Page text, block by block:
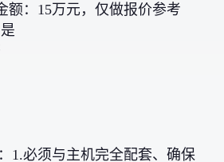
额：15万元，仅做报价参考
1.必须与主机完全配套、确保